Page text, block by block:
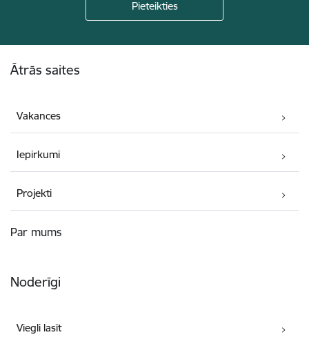
Ātrās saites
Vakances
Iepirkumi
Projekti
Par mums
Noderīgi
Viegli lasīt